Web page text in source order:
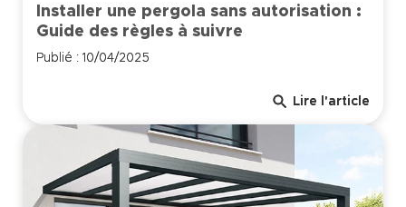
Installer une pergola sans autorisation :
Guide des règles à suivre
Publié : 10/04/2025
search Lire l'article